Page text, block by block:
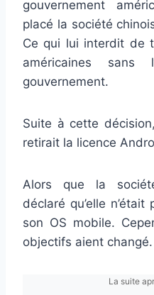
gouvernement
placé la société
Ce qui lui interdit de
américaines sans
gouvernement.
Suite à cette
retirait la licence
Alors que la
déclaré qu’elle
son OS mobile.
objectifs aient changé.
La suite